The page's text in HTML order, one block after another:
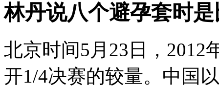
林丹说八个避孕套时
北京时间5月23日，2012
开1/4决赛的较量。中国